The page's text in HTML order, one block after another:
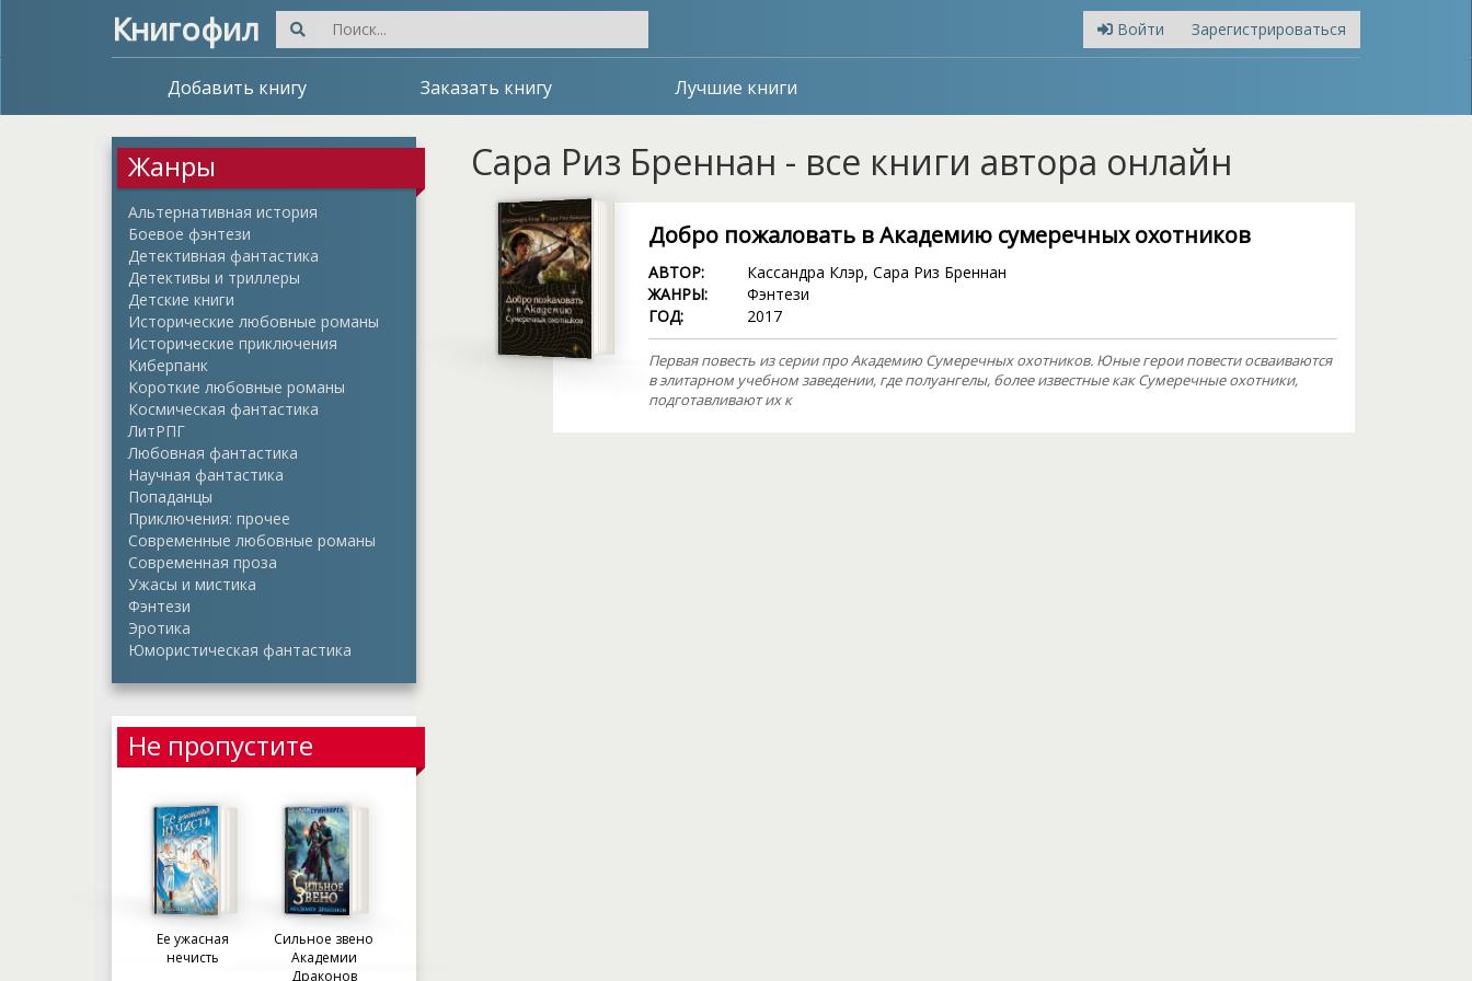
Книгофил Войти Зарегистрироваться
Добавить книгу Заказать книгу Лучшие книги
Жанры
Альтернативная история
Боевое фэнтези
Детективная фантастика
Детективы и триллеры
Детские книги
Исторические любовные романы
Исторические приключения
Киберпанк
Короткие любовные романы
Космическая фантастика
ЛитРПГ
Любовная фантастика
Научная фантастика
Попаданцы
Приключения: прочее
Современные любовные романы
Современная проза
Ужасы и мистика
Фэнтези
Эротика
Юмористическая фантастика
Не пропустите
Ее ужасная
нечисть
Сильное звено
Академии
Драконов
Сара Риз Бреннан - все книги автора онлайн
Добро пожаловать в Академию сумеречных охотников
АВТОР: Кассандра Клэр, Сара Риз Бреннан
ЖАНРЫ:
Фэнтези
ГОД:
2017
Первая повесть из серии про Академию Сумеречных охотников. Юные герои повести осваиваются
в элитарном учебном заведении, где полуангелы, более известные как Сумеречные охотники,
подготавливают их к